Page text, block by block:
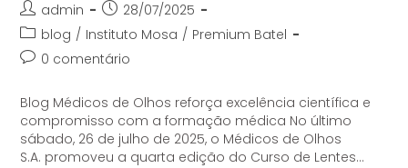
admin
28/07/2025
blog / Instituto Mosa / Premium Batel
0 comentário
Blog Médicos de Olhos reforça excelência científica e
compromisso com a formação médica No último
sábado, 26 de julho de 2025, o Médicos de Olhos
S.A. promoveu a quarta edição do Curso de Lentes…